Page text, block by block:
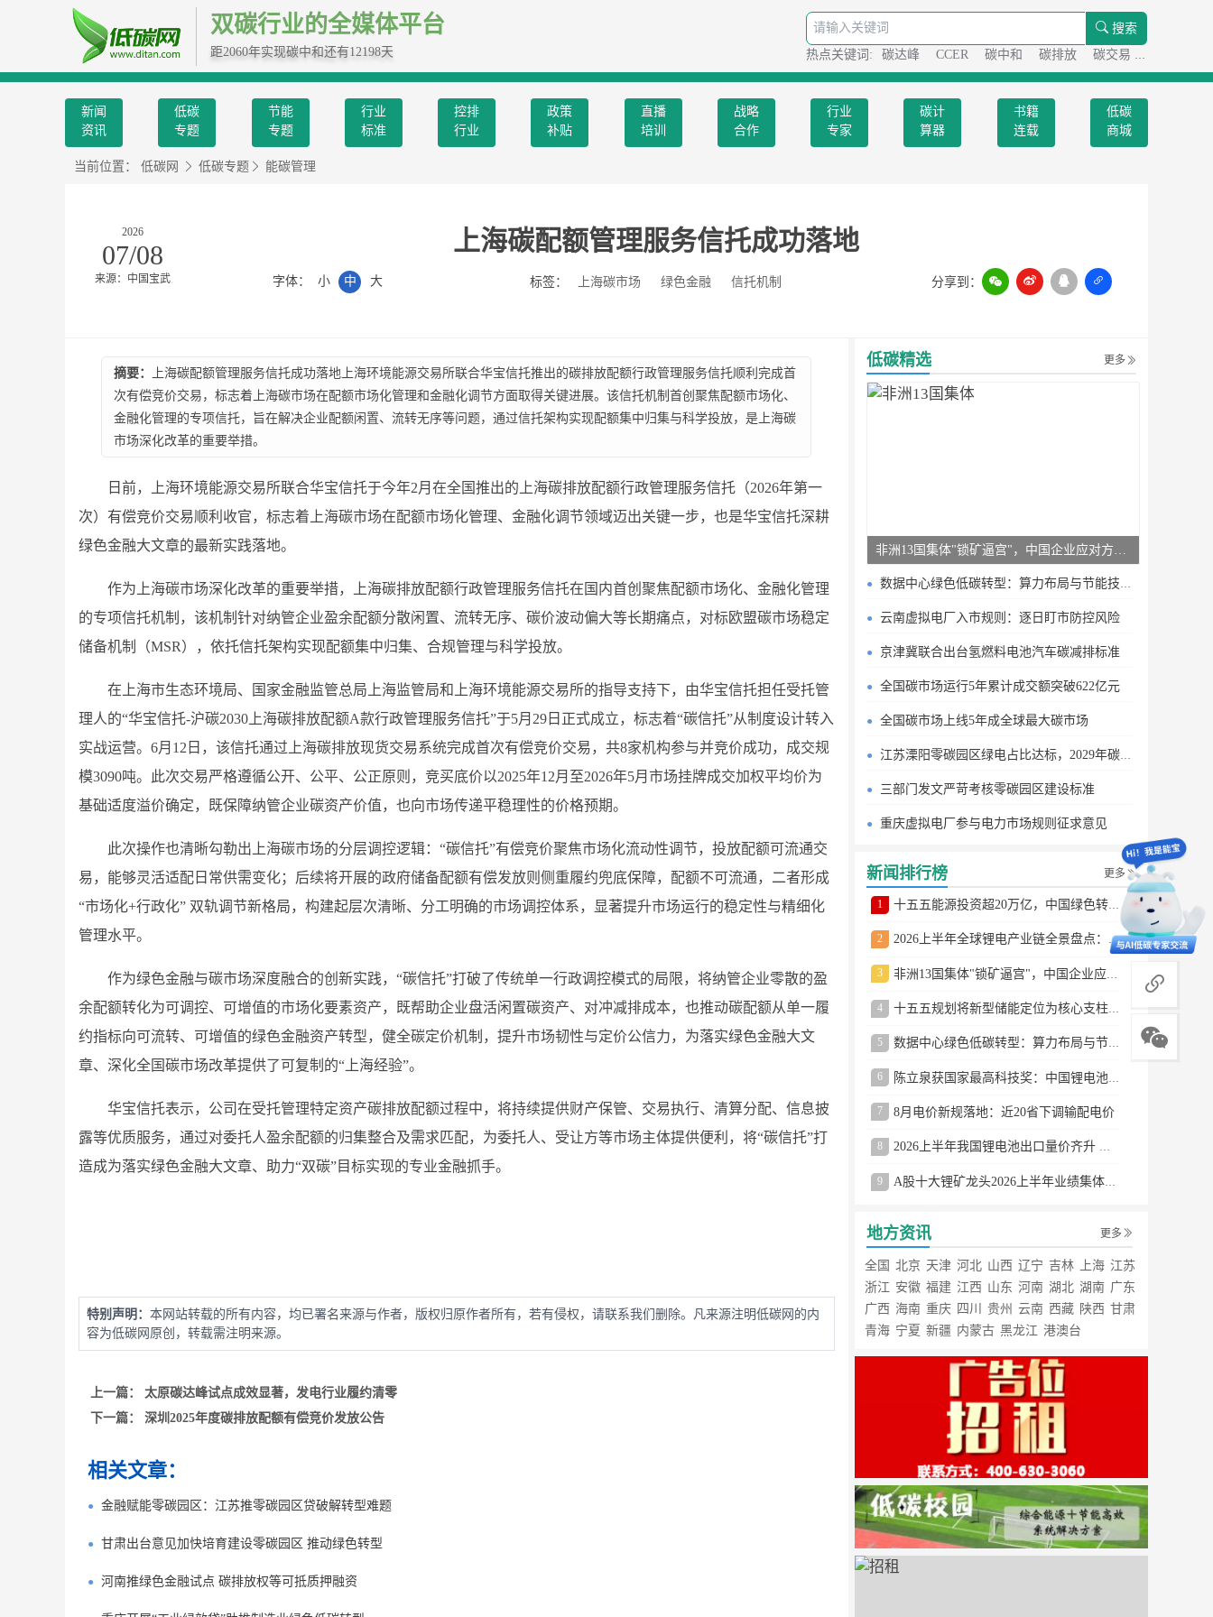
双碳行业的全媒体平台
距2060年实现碳中和还有12198天
搜索
热点关键词:
碳达峰 CCER 碳中和 碳排放 碳交易
新闻
资讯
低碳
专题
节能
专题
行业
标准
控排
行业
政策
补贴
直播
培训
战略
合作
行业
专家
碳计
算器
书籍
连载
低碳
商城
当前位置： 低碳网 低碳专题 能碳管理
2026
07/08
来源：中国宝武
上海碳配额管理服务信托成功落地
字体： 小 中 大 标签： 上海碳市场 绿色金融 信托机制 分享到：
摘要：
上海碳配额管理服务信托成功落地上海环境能源交易所联合华宝信托推出的碳排放配额行政管理服务信托顺利完成首
次有偿竞价交易，标志着上海碳市场在配额市场化管理和金融化调节方面取得关键进展。该信托机制首创聚焦配额市场化、
金融化管理的专项信托，旨在解决企业配额闲置、流转无序等问题，通过信托架构实现配额集中归集与科学投放，是上海碳
市场深化改革的重要举措。
日前，上海环境能源交易所联合华宝信托于今年2月在全国推出的上海碳排放配额行政管理服务信托（2026年第一
次）有偿竞价交易顺利收官，标志着上海碳市场在配额市场化管理、金融化调节领域迈出关键一步，也是华宝信托深耕
绿色金融大文章的最新实践落地。
作为上海碳市场深化改革的重要举措，上海碳排放配额行政管理服务信托在国内首创聚焦配额市场化、金融化管理
的专项信托机制，该机制针对纳管企业盈余配额分散闲置、流转无序、碳价波动偏大等长期痛点，对标欧盟碳市场稳定
储备机制（MSR），依托信托架构实现配额集中归集、合规管理与科学投放。
在上海市生态环境局、国家金融监管总局上海监管局和上海环境能源交易所的指导支持下，由华宝信托担任受托管
理人的“华宝信托-沪碳2030上海碳排放配额A款行政管理服务信托”于5月29日正式成立，标志着“碳信托”从制度设计转入
实战运营。6月12日，该信托通过上海碳排放现货交易系统完成首次有偿竞价交易，共8家机构参与并竞价成功，成交规
模3090吨。此次交易严格遵循公开、公平、公正原则，竞买底价以2025年12月至2026年5月市场挂牌成交加权平均价为
基础适度溢价确定，既保障纳管企业碳资产价值，也向市场传递平稳理性的价格预期。
此次操作也清晰勾勒出上海碳市场的分层调控逻辑：“碳信托”有偿竞价聚焦市场化流动性调节，投放配额可流通交
易，能够灵活适配日常供需变化；后续将开展的政府储备配额有偿发放则侧重履约兜底保障，配额不可流通，二者形成
“市场化+行政化” 双轨调节新格局，构建起层次清晰、分工明确的市场调控体系，显著提升市场运行的稳定性与精细化
管理水平。
作为绿色金融与碳市场深度融合的创新实践，“碳信托”打破了传统单一行政调控模式的局限，将纳管企业零散的盈
余配额转化为可调控、可增值的市场化要素资产，既帮助企业盘活闲置碳资产、对冲减排成本，也推动碳配额从单一履
约指标向可流转、可增值的绿色金融资产转型，健全碳定价机制，提升市场韧性与定价公信力，为落实绿色金融大文
章、深化全国碳市场改革提供了可复制的“上海经验”。
华宝信托表示，公司在受托管理特定资产碳排放配额过程中，将持续提供财产保管、交易执行、清算分配、信息披
露等优质服务，通过对委托人盈余配额的归集整合及需求匹配，为委托人、受让方等市场主体提供便利，将“碳信托”打
造成为落实绿色金融大文章、助力“双碳”目标实现的专业金融抓手。
特别声明： 本网站转载的所有内容，均已署名来源与作者，版权归原作者所有，若有侵权，请联系我们删除。凡来源注明低碳网的内
容为低碳网原创，转载需注明来源。
上一篇： 太原碳达峰试点成效显著，发电行业履约清零
下一篇： 深圳2025年度碳排放配额有偿竞价发放公告
相关文章：
金融赋能零碳园区：江苏推零碳园区贷破解转型难题
甘肃出台意见加快培育建设零碳园区 推动绿色转型
河南推绿色金融试点 碳排放权等可抵质押融资
低碳精选 更多
非洲13国集体"锁矿逼宫"，中国企业应对方案曝光
数据中心绿色低碳转型：算力布局与节能技术突破
云南虚拟电厂入市规则：逐日盯市防控风险
京津冀联合出台氢燃料电池汽车碳减排标准
全国碳市场运行5年累计成交额突破622亿元
全国碳市场上线5年成全球最大碳市场
江苏溧阳零碳园区绿电占比达标，2029年碳排目标明确
三部门发文严苛考核零碳园区建设标准
重庆虚拟电厂参与电力市场规则征求意见
新闻排行榜 更多
1 十五五能源投资超20万亿，中国绿色转型提速
2 2026上半年全球锂电产业链全景盘点：储能爆发、整车出口高增、材料供需分化
3
4 十五五规划将新型储能定位为核心支柱产业
5 数据中心绿色低碳转型：算力布局与节能技术突破
6
7 8月电价新规落地：近20省下调输配电价
8 2026上半年我国锂电池出口量价齐升 德国成最大市场
9 A股十大锂矿龙头2026上半年业绩集体大涨
地方资讯 更多
全国 北京 天津 河北 山西 辽宁 吉林 上海 江苏
浙江 安徽 福建 江西 山东 河南 湖北 湖南 广东
广西 海南 重庆 四川 贵州 云南 西藏 陕西 甘肃
青海 宁夏 新疆 内蒙古 黑龙江 港澳台
商务合作